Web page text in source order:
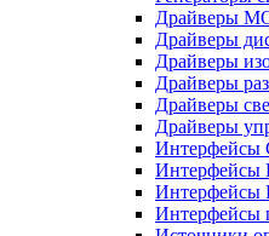
Драйверы
Драйверы
Драйверы
Драйверы
Драйверы
Драйверы
Интерфейсы
Интерфейсы
Интерфейсы
Интерфейсы